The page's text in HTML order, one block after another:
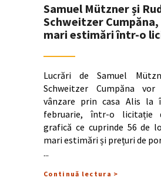
Samuel Mützner și
Schweitzer Cumpăna,
mari estimări într-o
Lucrări de Samuel
Schweitzer Cumpăna
vânzare prin casa Alis la
februarie, într-o licitație
grafică ce cuprinde 56 de
mari estimări și prețuri de
Continuă lectura >